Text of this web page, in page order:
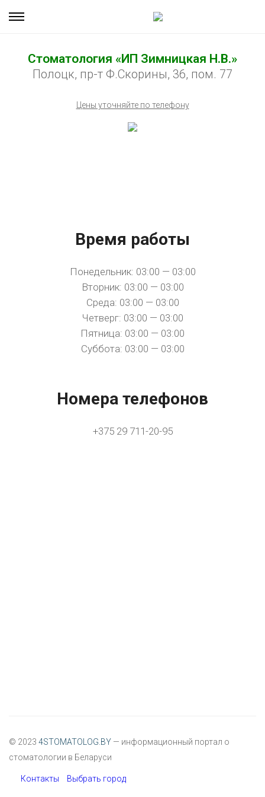
Стоматология «ИП Зимницкая Н.В.»
Полоцк, пр-т Ф.Скорины, 36, пом. 77
Цены уточняйте по телефону
Время работы
Понедельник: 03:00 — 03:00
Вторник: 03:00 — 03:00
Среда: 03:00 — 03:00
Четверг: 03:00 — 03:00
Пятница: 03:00 — 03:00
Суббота: 03:00 — 03:00
Номера телефонов
+375 29 711-20-95
© 2023 4STOMATOLOG.BY — информационный портал о
стоматологии в Беларуси
Контакты Выбрать город